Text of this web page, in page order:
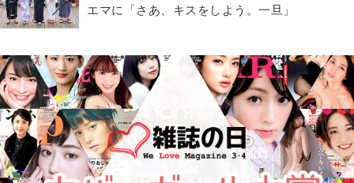
エマに「さあ、キスをしよう。一旦」